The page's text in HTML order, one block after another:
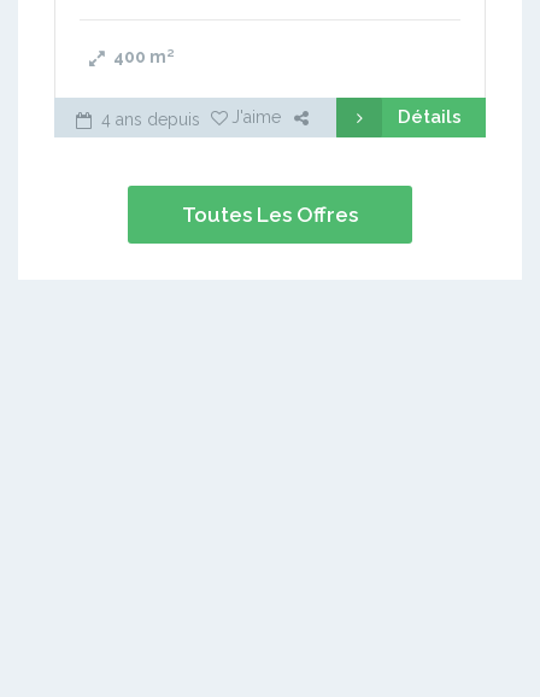
400 m²
4 ans depuis J'aime Détails
Toutes Les Offres